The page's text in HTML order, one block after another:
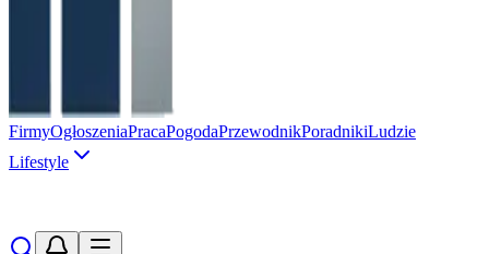
FirmyOgłoszeniaPracaPogodaPrzewodnikPoradnikiLudzie
Lifestyle